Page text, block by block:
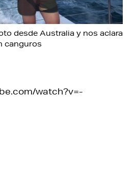
desde Australia y nos aclara
canguros
watch?v=-